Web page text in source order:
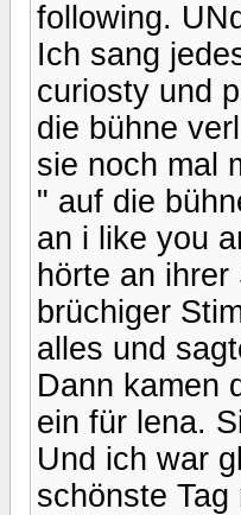
following.
Ich sang
curiosty und
die bühne
sie noch mal
" auf die
an i like you
hörte an
brüchiger
alles und
Dann kamen
ein für lena.
Und ich war
schönste